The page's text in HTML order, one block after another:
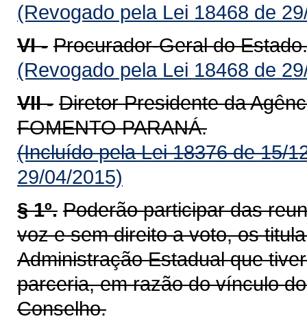
(Revogado pela Lei 18468 de
VI - Procurador-Geral do Estado.
(Revogado pela Lei 18468 de
VII - Diretor Presidente da
FOMENTO PARANÁ.
(Incluído pela Lei 18376 de 15/
29/04/2015)
§ 1º. Poderão participar das
voz e sem direito a voto, os
Administração Estadual que
parceria, em razão do vínculo
Conselho.